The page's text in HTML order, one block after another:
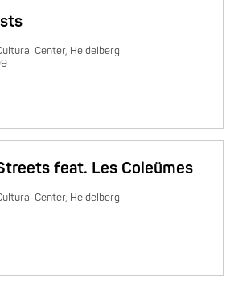
Center, Heidelberg
feat. Les Coleümes
Center, Heidelberg